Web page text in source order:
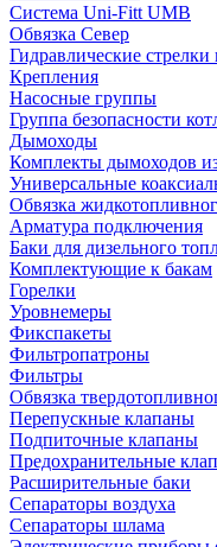
Система Uni-Fitt UMB
Обвязка Север
Гидравлические
Крепления
Насосные группы
Группа безопасности
Дымоходы
Комплекты дымоходов
Универсальные
Обвязка
Арматура подключения
Баки для дизельного
Комплектующие к бакам
Горелки
Уровнемеры
Фикспакеты
Фильтропатроны
Фильтры
Обвязка
Перепускные клапаны
Подпиточные клапаны
Предохранительные
Расширительные баки
Сепараторы воздуха
Сепараторы шлама